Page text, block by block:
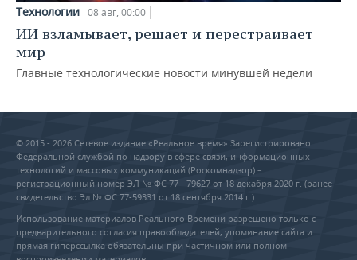
Технологии 08 авг, 00:00
ИИ взламывает, решает и перестраивает
мир
Главные технологические новости минувшей недели
© 2015 - 2026 Сетевое издание «Реальное время» Зарегистрировано
Федеральной службой по надзору в сфере связи, информационных
технологий и массовых коммуникаций (Роскомнадзор) –
регистрационный номер ЭЛ № ФС 77 - 79627 от 18 декабря 2020 г. (ранее
свидетельство Эл № ФС 77-59331 от 18 сентября 2014 г.)
Использование материалов Реального Времени разрешено только с
предварительного согласия правообладателей, упоминание сайта и
прямая гиперссылка обязательны при частичном или полном